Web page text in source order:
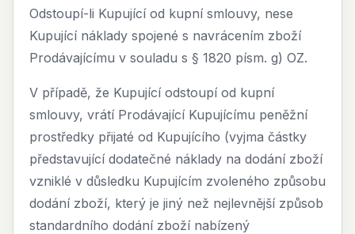
Odstoupí-li Kupující od kupní smlouvy, nese
Kupující náklady spojené s navrácením zboží
Prodávajícímu v souladu s § 1820 písm. g) OZ.
V případě, že Kupující odstoupí od kupní
smlouvy, vrátí Prodávající Kupujícímu peněžní
prostředky přijaté od Kupujícího (vyjma částky
představující dodatečné náklady na dodání zboží
vzniklé v důsledku Kupujícím zvoleného způsobu
dodání zboží, který je jiný než nejlevnější způsob
standardního dodání zboží nabízený